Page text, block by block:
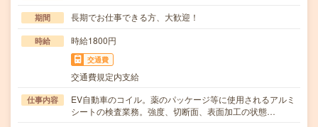
期間 長期でお仕事できる方、大歓迎！
時給 時給1800円
交通費
交通費規定内支給
仕事内容
EV自動車のコイル。薬のパッケージ等に使用されるアルミ
シートの検査業務。強度、切断面、表面加工の状態…